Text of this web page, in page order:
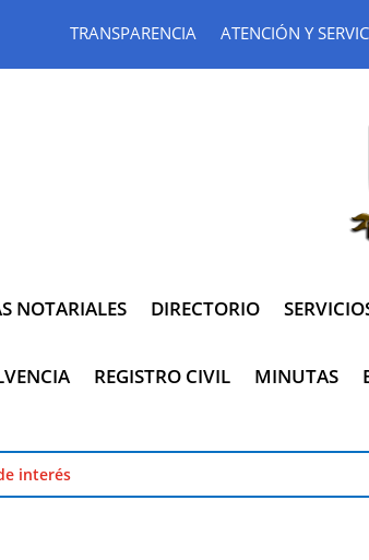
TRANSPARENCIA ATENCIÓN Y
NOTARIALES DIRECTORIO
REGISTRO CIVIL MINUTAS